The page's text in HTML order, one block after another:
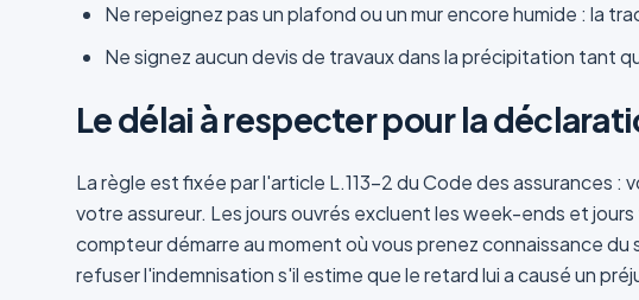
Ne repeignez pas un plafond ou un mur encore humide : la
Ne signez aucun devis de travaux dans la précipitation tant
Le délai à respecter pour la
La règle est fixée par l'article L.113-2 du Code des assurances :
votre assureur. Les jours ouvrés excluent les week-ends et
compteur démarre au moment où vous prenez connaissance
refuser l'indemnisation s'il estime que le retard lui a causé un